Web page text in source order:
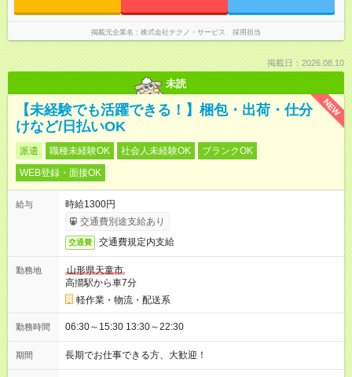
掲載元企業名 株式会社テクノ・サービス 採用担当
掲載日：2026.08.10
未読
NEW
【未経験でも活躍できる！】梱包・出荷・仕分
けなど/日払いOK
派遣 職種未経験OK 社会人未経験OK
ブランクOK
WEB登録・面接OK
給与
時給1300円
交通費別途支給あり
交通費 交通費規定内支給
勤務地
山形県天童市
高擶駅から車7分
軽作業・物流・配送系
勤務時間 06:30～15:30 13:30～22:30
期間 長期でお仕事できる方、大歓迎！